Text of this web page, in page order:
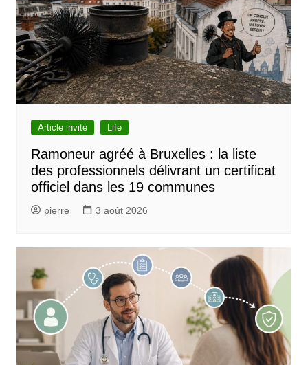
Article invité Life
Ramoneur agréé à Bruxelles : la liste
des professionnels délivrant un certificat
officiel dans les 19 communes
pierre 3 août 2026